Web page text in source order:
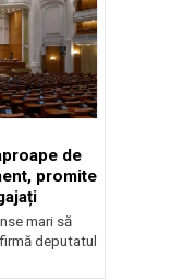
de
promite
mari să
deputatul